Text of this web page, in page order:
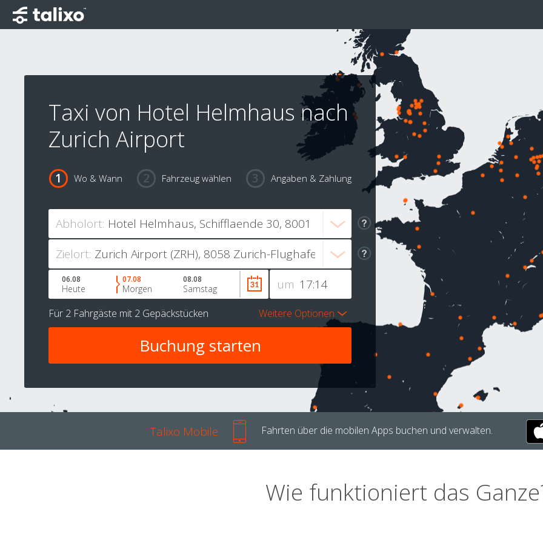
Taxi von Hotel Helmhaus nach
Zurich Airport
Wo & Wann Fahrzeug wählen Angaben & Zahlung
Abholort:
Zielort:
um
06.08
Heute
07.08
Morgen
08.08
Samstag
Für 2 Fahrgäste mit 2 Gepäckstücken Weitere Optionen
Talixo Mobile Fahrten über die mobilen Apps buchen und verwalten.
Wie funktioniert das